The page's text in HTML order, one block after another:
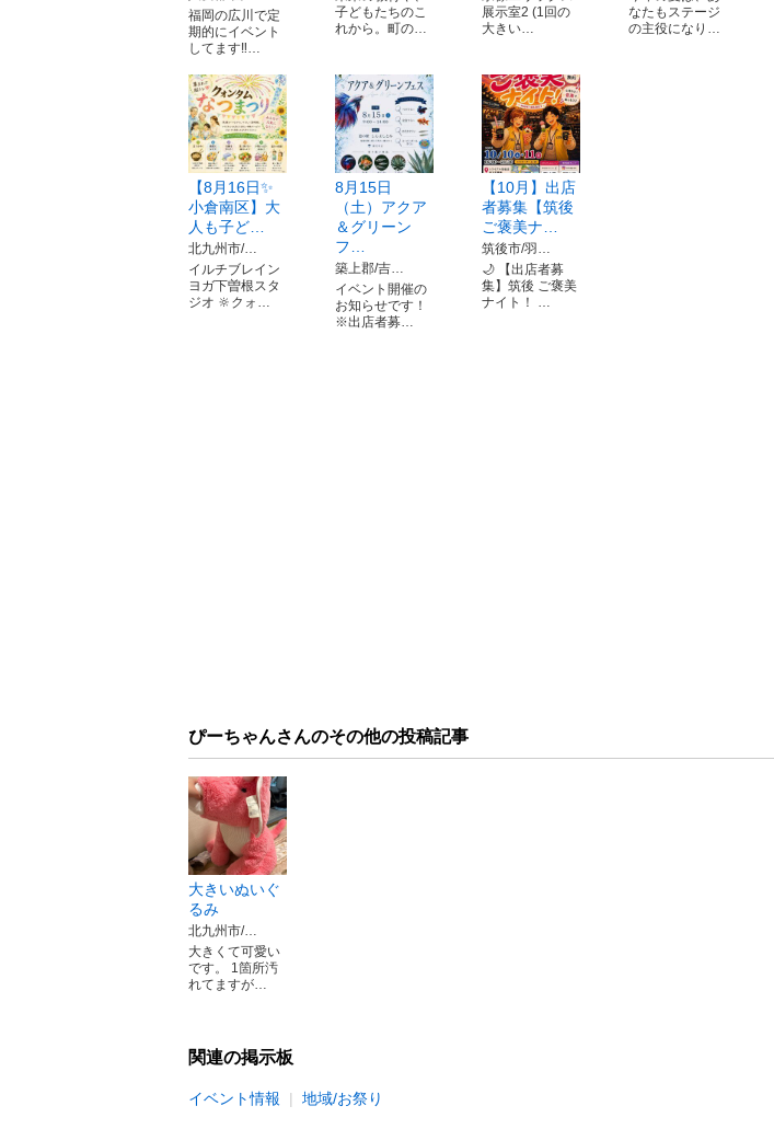
福岡の広川で定
期的にイベント
してます‼️…
子どもたちのこ
れから。町の…
展示室2 (1回の
大きい…
なたもステージ
の主役になり…
【8月16日✨
小倉南区】大
人も子ど…
北九州市/…
イルチブレイン
ヨガ下曽根スタ
ジオ 🔆クォ…
8月15日
（土）アクア
＆グリーン
フ…
築上郡/吉…
イベント開催の
お知らせです！
※出店者募…
【10月】出店
者募集【筑後
ご褒美ナ…
筑後市/羽…
🌙 【出店者募
集】筑後 ご褒美
ナイト！ …
ぴーちゃんさんのその他の投稿記事
大きいぬいぐ
るみ
北九州市/…
大きくて可愛い
です。 1箇所汚
れてますが…
関連の掲示板
イベント情報 地域/お祭り